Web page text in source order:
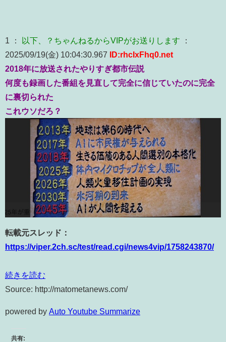
1 ： 以下、？ちゃんねるからVIPがお送りします ：
2025/09/19(金) 10:04:30.967
ID:rhcIxFhq0.net
2018年に放送されたやりすぎ都市伝説
何度も録画した番組を見直して完全に信じていたのに完全
に裏切られた
これウソだろ？
転載元スレッド：
https://viper.2ch.sc/test/read.cgi/news4vip/1758243870/
続きを読む
Source: http://matometanews.com/
powered by Auto Youtube Summarize
共有: